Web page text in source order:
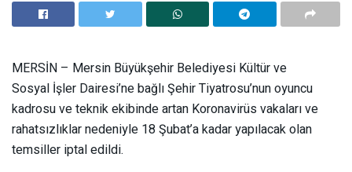
MERSİN – Mersin Büyükşehir Belediyesi Kültür ve
Sosyal İşler Dairesi’ne bağlı Şehir Tiyatrosu’nun oyuncu
kadrosu ve teknik ekibinde artan Koronavirüs vakaları ve
rahatsızlıklar nedeniyle 18 Şubat’a kadar yapılacak olan
temsiller iptal edildi.